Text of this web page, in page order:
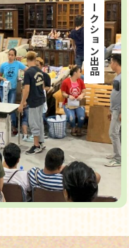
海外オークション出品